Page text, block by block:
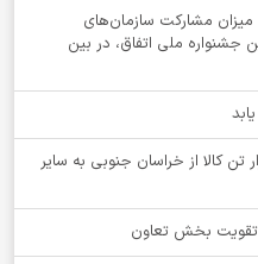
میزان مشارکت سازمان‌های
جشنواره ملی اتفاق، در بین
بیش از 2 میلیون و 404 هزار تن کالا از خراسان جنوبی به سایر
تقویت بخش تعاون